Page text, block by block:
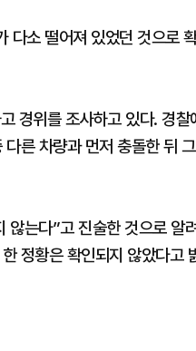
다소 떨어져 있었던 것으로
경위를 조사하고 있다. 경찰
른 차량과 먼저 충돌한 뒤
는다”고 진술한 것으로 알
정황은 확인되지 않았다고